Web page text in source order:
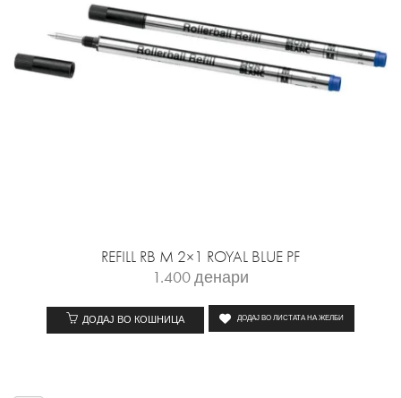
REFILL RB M 2×1 ROYAL BLUE PF
1.400денари
ДОДАЈ ВО КОШНИЦА ДОДАЈ ВО ЛИСТАТА НА ЖЕЛБИ